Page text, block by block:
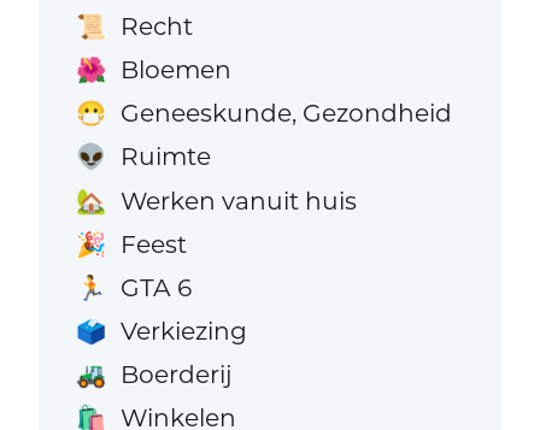
📜 Recht
🌺 Bloemen
😷 Geneeskunde, Gezondheid
👽 Ruimte
🏡 Werken vanuit huis
🎉 Feest
🏃 GTA 6
🗳️ Verkiezing
🚜 Boerderij
🛍️ Winkelen